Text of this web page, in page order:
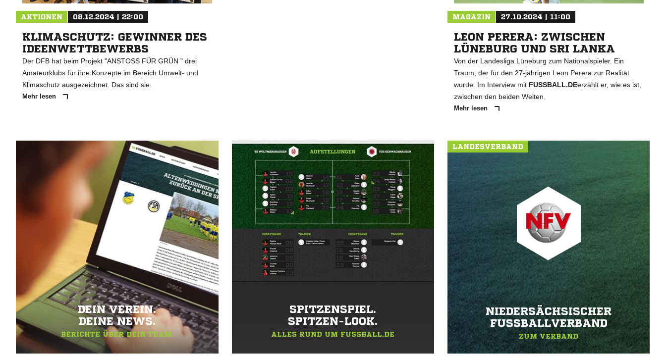
AKTIONEN 08.12.2024 | 22:00
KLIMASCHUTZ: GEWINNER DES
IDEENWETTBEWERBS
Der DFB hat beim Projekt "ANSTOSS FÜR GRÜN " drei
Amateurklubs für ihre Konzepte im Bereich Umwelt- und
Klimaschutz ausgezeichnet. Das sind sie.
Mehr lesen
MAGAZIN 27.10.2024 | 11:00
LEON PERERA: ZWISCHEN
LÜNEBURG UND SRI LANKA
Von der Landesliga Lüneburg zum Nationalspieler. Ein
Traum, der für den 27-jährigen Leon Perera zur Realität
wurde. Im Interview mit FUSSBALL.DEerzählt er, wie es ist,
zwischen den beiden Welten.
Mehr lesen
DEIN VEREIN.
DEINE NEWS.
BERICHTE ÜBER DEIN TEAM.
SPITZENSPIEL.
SPITZEN-LOOK.
ALLES RUND UM FUSSBALL.DE
LANDESVERBAND
NIEDERSÄCHSISCHER
FUSSBALLVERBAND
ZUM VERBAND